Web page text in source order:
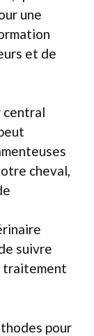
une
et de
central
cheval,
suivre
traitement
pour